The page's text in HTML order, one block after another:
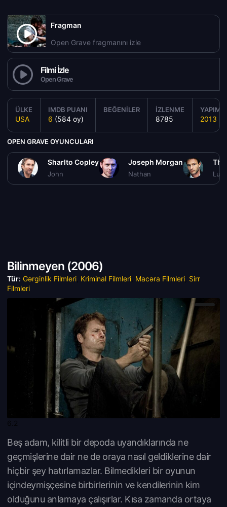
Fragman
Open Grave fragmanını izle
Filmi İzle
Open Grave
ÜLKE
USA
IMDB PUANI
6 (584 oy)
BEĞENILER İZLENME
8785
YAPIM
2013
OPEN GRAVE OYUNCULARI
Sharlto Copley
John
Joseph Morgan
Nathan
Bilinmeyen (2006)
Tür: Gərginlik Filmleri Kriminal Filmleri Macəra Filmleri Sirr
Filmleri
6.2
Beş adam, kilitli bir depoda uyandıklarında ne
geçmişlerine dair ne de oraya nasıl geldiklerine dair
hiçbir şey hatırlamazlar. Bilmedikleri bir oyunun
içindeymişçesine birbirlerinin ve kendilerinin kim
olduğunu anlamaya çalışırlar. Kısa zamanda ortaya